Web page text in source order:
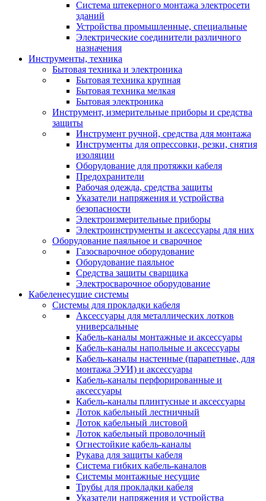
Система штекерного монтажа электросети
зданий
Устройства промышленные, специальные
Электрические соединители различного
назначения
Инструменты, техника
Бытовая техника и электроника
Бытовая техника крупная
Бытовая техника мелкая
Бытовая электроника
Инструмент, измерительные приборы и средства
защиты
Инструмент ручной, средства для монтажа
Инструменты для опрессовки, резки, снятия
изоляции
Оборудование для протяжки кабеля
Предохранители
Рабочая одежда, средства защиты
Указатели напряжения и устройства
безопасности
Электроизмерительные приборы
Электроинструменты и аксессуары для них
Оборудование паяльное и сварочное
Газосварочное оборудование
Оборудование паяльное
Средства защиты сварщика
Электросварочное оборудование
Кабеленесущие системы
Системы для прокладки кабеля
Аксессуары для металлических лотков
универсальные
Кабель-каналы монтажные и аксессуары
Кабель-каналы напольные и аксессуары
Кабель-каналы настенные (парапетные, для
монтажа ЭУИ) и аксессуары
Кабель-каналы перфорированные и
аксессуары
Кабель-каналы плинтусные и аксессуары
Лоток кабельный лестничный
Лоток кабельный листовой
Лоток кабельный проволочный
Огнестойкие кабель-каналы
Рукава для защиты кабеля
Система гибких кабель-каналов
Системы монтажные несущие
Трубы для прокладки кабеля
Указатели напряжения и устройства